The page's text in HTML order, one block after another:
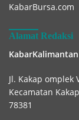
KabarBursa.com
Alamat Redaksi
KabarKalimantan
Jl. Kakap omplek
Kecamatan
78381